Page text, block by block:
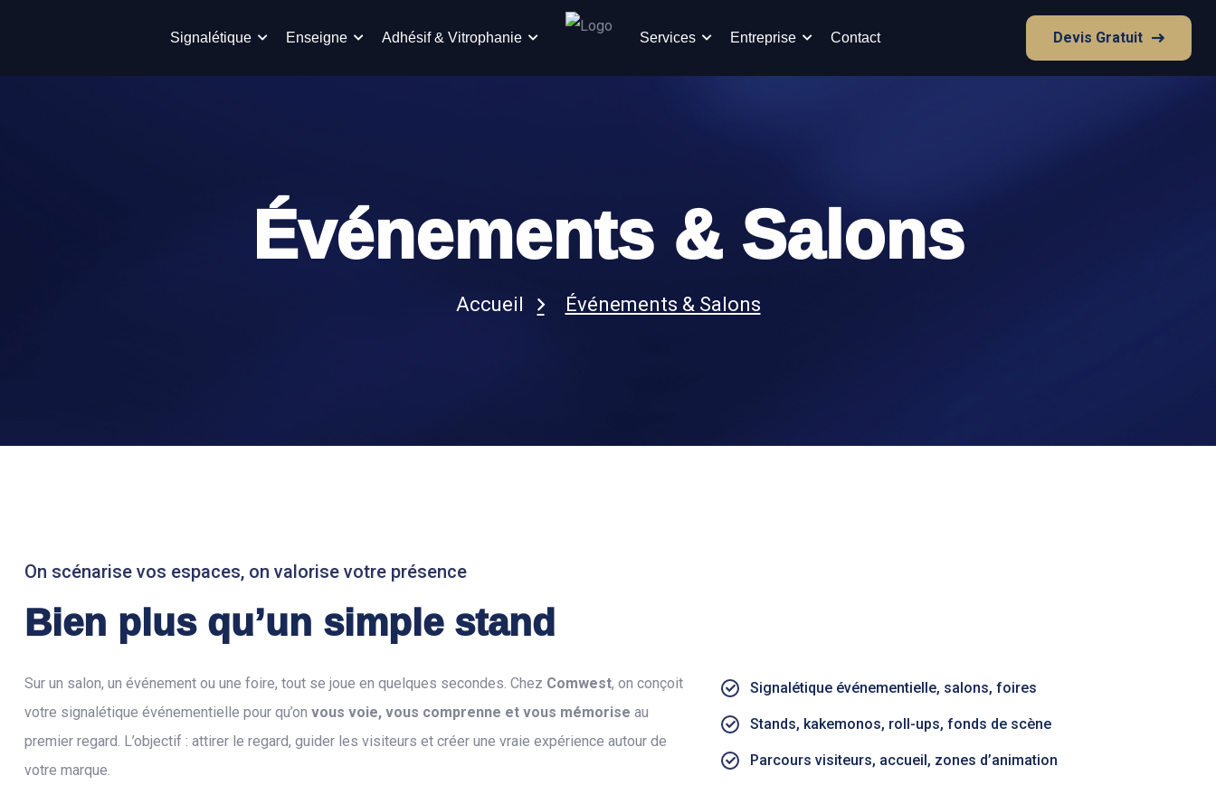
Signalétique Enseigne Adhésif & Vitrophanie Services Entreprise Contact Devis Gratuit
Événements & Salons
Accueil Événements & Salons
On scénarise vos espaces, on valorise votre présence
Bien plus qu’un simple stand
Sur un salon, un événement ou une foire, tout se joue en quelques secondes. Chez Comwest, on conçoit
votre signalétique événementielle pour qu’on vous voie, vous comprenne et vous mémorise au
premier regard. L’objectif : attirer le regard, guider les visiteurs et créer une vraie expérience autour de
votre marque.
Signalétique événementielle, salons, foires
Stands, kakemonos, roll-ups, fonds de scène
Parcours visiteurs, accueil, zones d’animation